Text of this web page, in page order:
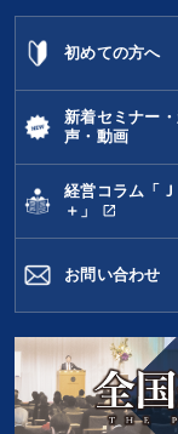
初めての方へ
新着セミナー
声・動画
経営コラム「
＋」
open_in_new
お問い合わせ